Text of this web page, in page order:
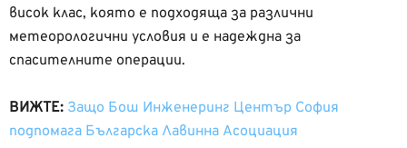
висок клас, която е подходяща за различни
метеорологични условия и е надеждна за
спасителните операции.
ВИЖТЕ: Защо Бош Инженеринг Център София
подпомага Българска Лавинна Асоциация